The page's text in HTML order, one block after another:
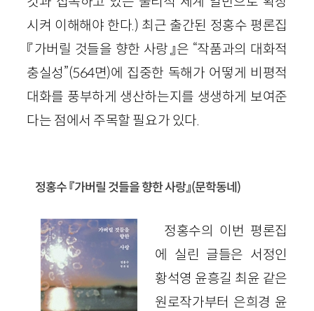
시켜 이해해야 한다.) 최근 출간된 정홍수 평론집
『가버릴 것들을 향한 사랑』은 “작품과의 대화적
충실성”(564면)에 집중한 독해가 어떻게 비평적
대화를 풍부하게 생산하는지를 생생하게 보여준
다는 점에서 주목할 필요가 있다.
정홍수 『가버릴 것들을 향한 사랑』(문학동네)
정홍수의 이번 평론집
에 실린 글들은 서정인
황석영 윤흥길 최윤 같은
원로작가부터 은희경 윤